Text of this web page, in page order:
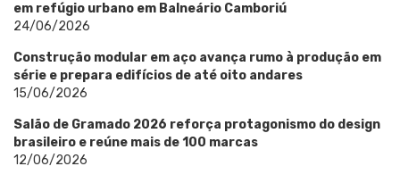
em refúgio urbano em Balneário Camboriú
24/06/2026
Construção modular em aço avança rumo à produção em
série e prepara edifícios de até oito andares
15/06/2026
Salão de Gramado 2026 reforça protagonismo do design
brasileiro e reúne mais de 100 marcas
12/06/2026